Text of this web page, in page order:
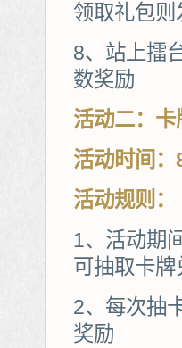
领取礼包则
8、站上擂
数奖励
活动二：卡
活动时间
活动规则：
1、活动期
可抽取卡
2、每次抽
奖励